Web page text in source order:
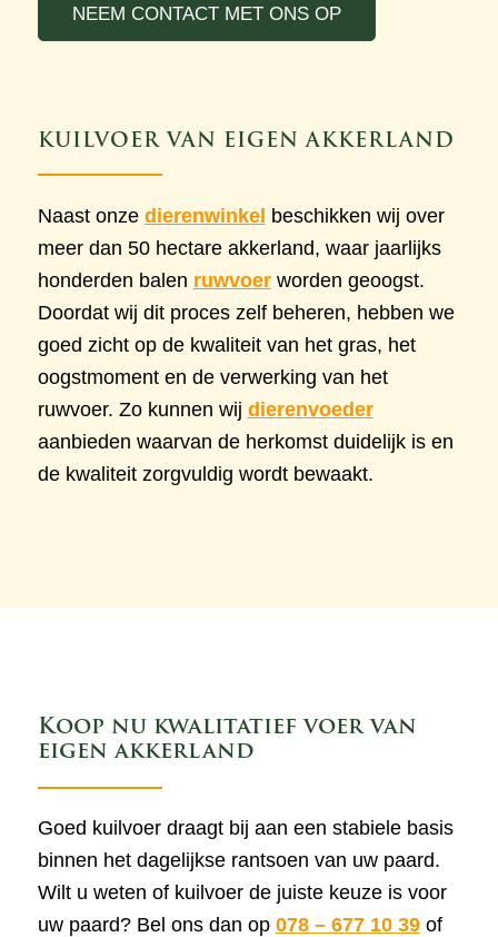
NEEM CONTACT MET ONS OP
KUILVOER VAN EIGEN AKKERLAND
Naast onze dierenwinkel beschikken wij over
meer dan 50 hectare akkerland, waar jaarlijks
honderden balen ruwvoer worden geoogst.
Doordat wij dit proces zelf beheren, hebben we
goed zicht op de kwaliteit van het gras, het
oogstmoment en de verwerking van het
ruwvoer. Zo kunnen wij dierenvoeder
aanbieden waarvan de herkomst duidelijk is en
de kwaliteit zorgvuldig wordt bewaakt.
Koop nu kwalitatief voer van
eigen akkerland
Goed kuilvoer draagt bij aan een stabiele basis
binnen het dagelijkse rantsoen van uw paard.
Wilt u weten of kuilvoer de juiste keuze is voor
uw paard? Bel ons dan op 078 – 677 10 39of